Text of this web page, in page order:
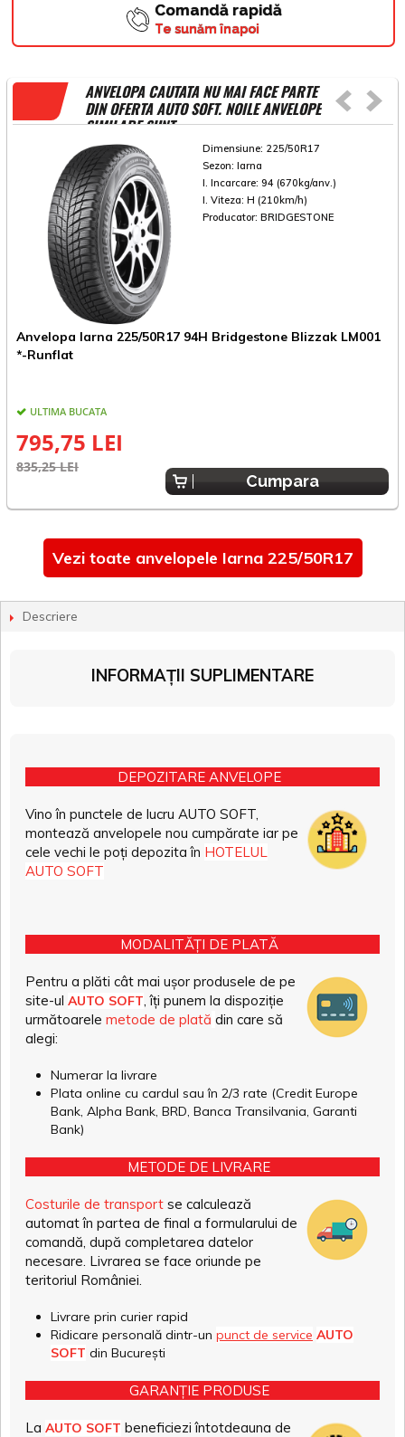
Comandă rapidă
Te sunăm înapoi
ANVELOPA CAUTATA NU MAI FACE PARTE
DIN OFERTA AUTO SOFT. NOILE ANVELOPE
SIMILARE SUNT
Dimensiune: 225/50R17
Sezon: Iarna
I. Incarcare: 94 (670kg/anv.)
I. Viteza: H (210km/h)
Producator: BRIDGESTONE
Anvelopa Iarna 225/50R17 94H Bridgestone Blizzak LM001
*-Runflat
ULTIMA BUCATA
795,75 LEI
835,25 LEI
Cumpara
Vezi toate anvelopele Iarna 225/50R17
Descriere
INFORMAȚII SUPLIMENTARE
DEPOZITARE ANVELOPE
Vino în punctele de lucru AUTO SOFT,
montează anvelopele nou cumpărate iar pe
cele vechi le poți depozita în HOTELUL
AUTO SOFT
MODALITĂȚI DE PLATĂ
Pentru a plăti cât mai ușor produsele de pe
site-ul AUTO SOFT, îți punem la dispoziție
următoarele metode de plată din care să
alegi:
Numerar la livrare
Plata online cu cardul sau în 2/3 rate (Credit Europe
Bank, Alpha Bank, BRD, Banca Transilvania, Garanti
Bank)
METODE DE LIVRARE
Costurile de transport se calculează
automat în partea de final a formularului de
comandă, după completarea datelor
necesare. Livrarea se face oriunde pe
teritoriul României.
Livrare prin curier rapid
Ridicare personală dintr-un punct de service AUTO
SOFT din București
GARANȚIE PRODUSE
La AUTO SOFT beneficiezi întotdeauna de